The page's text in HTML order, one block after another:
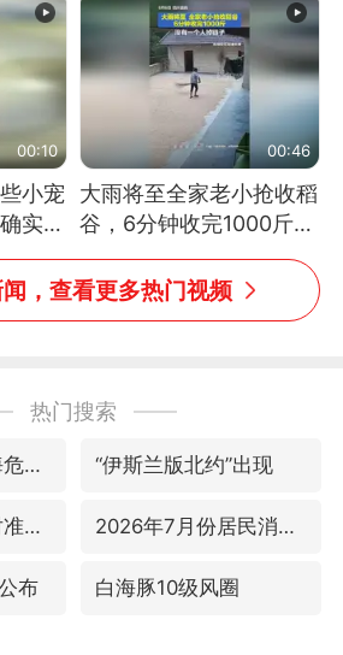
00:10
小宠
实有
00:46
大雨将至全家老小抢收稻
谷，6分钟收完1000斤，
没有一个人掉链子
，查看更多热门视频
热门搜索
“白海豚”逼近 上海危险区域已转移3.03万人 “伊斯兰版北约”出现
以军士兵把枪口对准中国记者 2026年7月份居民消费价格同比上涨0.5%
布 白海豚10级风圈